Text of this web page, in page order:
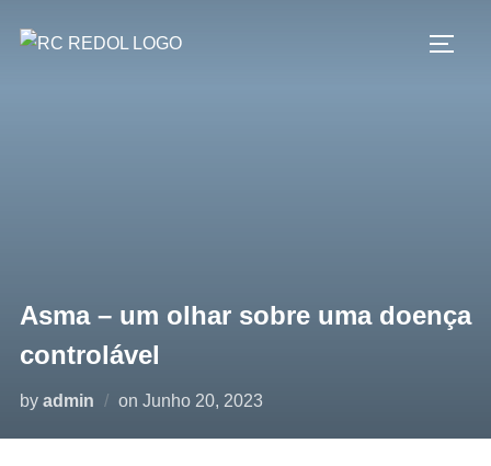
Asma – um olhar sobre uma doença
controlável
by admin on Junho 20, 2023